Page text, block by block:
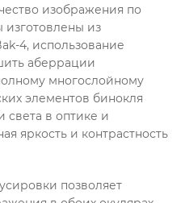
изображения по
из
4, использование
аберрации
многослойному
элементов бинокля
в оптике и
яркость и контрастность
позволяет